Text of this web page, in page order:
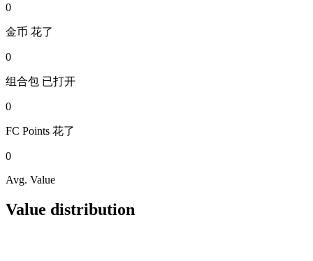
0
金币 花了
0
组合包 已打开
0
FC Points 花了
0
Avg. Value
Value distribution